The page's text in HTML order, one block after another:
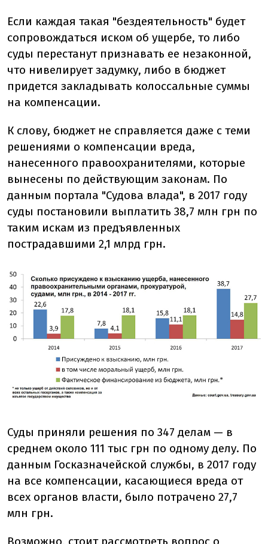
Если каждая такая "бездеятельность" будет
сопровождаться иском об ущербе, то либо
суды перестанут признавать ее незаконной,
что нивелирует задумку, либо в бюджет
придется закладывать колоссальные суммы
на компенсации.
К слову, бюджет не справляется даже с теми
решениями о компенсации вреда,
нанесенного правоохранителями, которые
вынесены по действующим законам. По
данным портала "Судова влада", в 2017 году
суды постановили выплатить 38,7 млн грн по
таким искам из предъявленных
пострадавшими 2,1 млрд грн.
Суды приняли решения по 347 делам — в
среднем около 111 тыс грн по одному делу. По
данным Госказначейской службы, в 2017 году
на все компенсации, касающиеся вреда от
всех органов власти, было потрачено 27,7
млн грн.